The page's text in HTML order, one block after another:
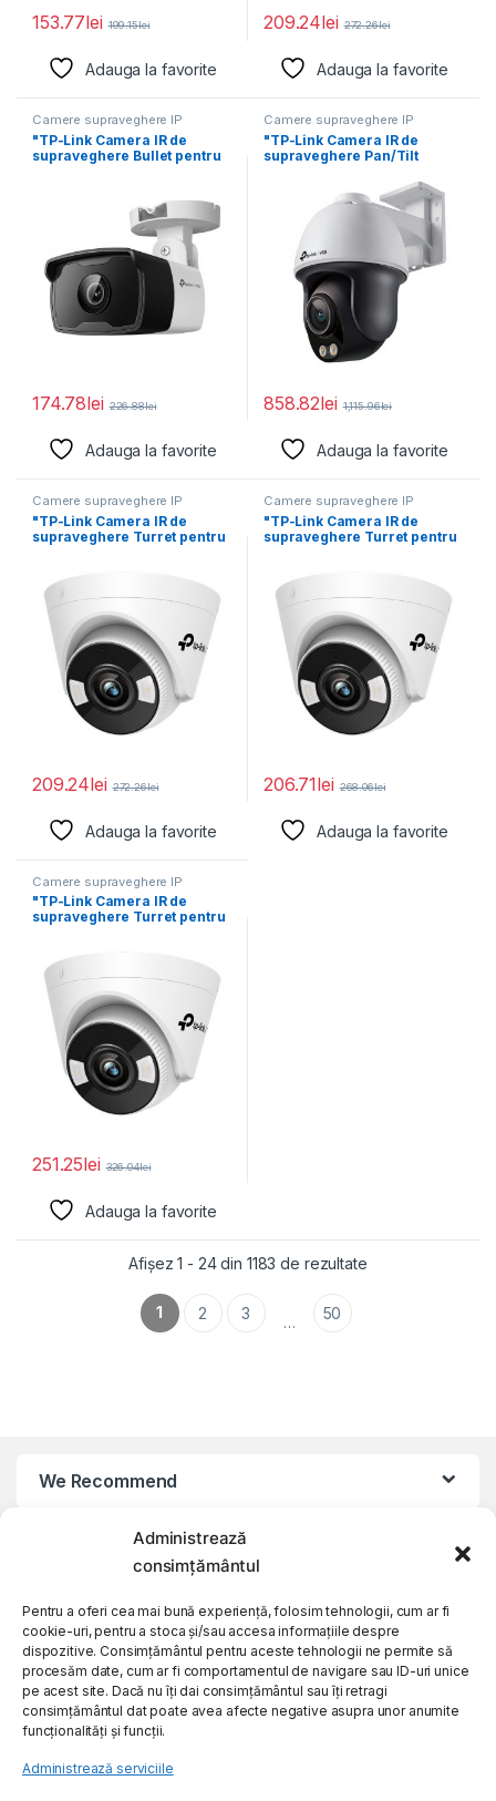
Administrează
consimțământul
Pentru a oferi cea mai bună experiență, folosim tehnologii, cum ar fi
cookie-uri, pentru a stoca și/sau accesa informațiile despre
dispozitive. Consimțământul pentru aceste tehnologii ne permite să
procesăm date, cum ar fi comportamentul de navigare sau ID-uri unice
pe acest site. Dacă nu îți dai consimțământul sau îți retragi
consimțământul dat poate avea afecte negative asupra unor anumite
funcționalități și funcții.
Administrează serviciile
153.77lei 199.15lei
Adauga la favorite
209.24lei 272.26lei
Adauga la favorite
Camere supraveghere IP
"TP-Link Camera IR de
supraveghere Bullet pentru
174.78lei 226.88lei
Adauga la favorite
Camere supraveghere IP
"TP-Link Camera IR de
supraveghere Pan/Tilt
858.82lei 1,115.96lei
Adauga la favorite
Camere supraveghere IP
"TP-Link Camera IR de
supraveghere Turret pentru
209.24lei 272.26lei
Adauga la favorite
Camere supraveghere IP
"TP-Link Camera IR de
supraveghere Turret pentru
206.71lei 268.06lei
Adauga la favorite
Camere supraveghere IP
"TP-Link Camera IR de
supraveghere Turret pentru
251.25lei 326.04lei
Adauga la favorite
Afișez 1 - 24 din 1183 de rezultate
1 2 3 … 50
We Recommend
My Account
Customer Care
About Us